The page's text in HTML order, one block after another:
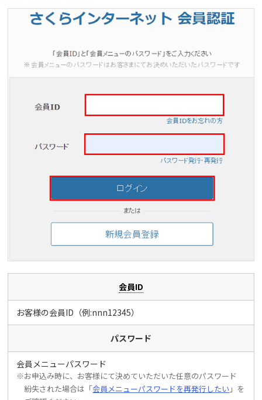
会員ID
お客様の会員ID（例:nnn12345）
パスワード
会員メニューパスワード
※お申込み時に、お客様にて決めていただいた任意のパスワード
紛失された場合は「会員メニューパスワードを再発行したい 」を